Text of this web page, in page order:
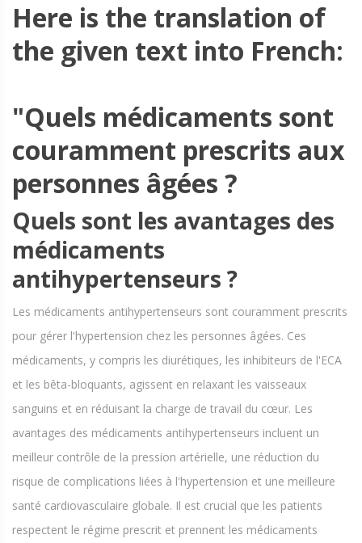
Here is the translation of
the given text into French:
"Quels médicaments sont
couramment prescrits aux
personnes âgées ?
Quels sont les avantages des
médicaments
antihypertenseurs ?
Les médicaments antihypertenseurs sont couramment prescrits
pour gérer l'hypertension chez les personnes âgées. Ces
médicaments, y compris les diurétiques, les inhibiteurs de l'ECA
et les bêta-bloquants, agissent en relaxant les vaisseaux
sanguins et en réduisant la charge de travail du cœur. Les
avantages des médicaments antihypertenseurs incluent un
meilleur contrôle de la pression artérielle, une réduction du
risque de complications liées à l'hypertension et une meilleure
santé cardiovasculaire globale. Il est crucial que les patients
respectent le régime prescrit et prennent les médicaments